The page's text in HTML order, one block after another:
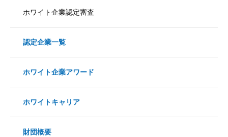
ホワイト企業認定審査
認定企業一覧
ホワイト企業アワード
ホワイトキャリア
財団概要